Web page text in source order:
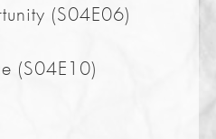
(S04E06)
(S04E10)